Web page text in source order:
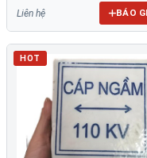
Liên hệ BÁO
HOT